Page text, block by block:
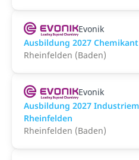
Evonik
Ausbildung 2027
Rheinfelden (Baden)
Evonik
Ausbildung 2027
Rheinfelden
Rheinfelden (Baden)